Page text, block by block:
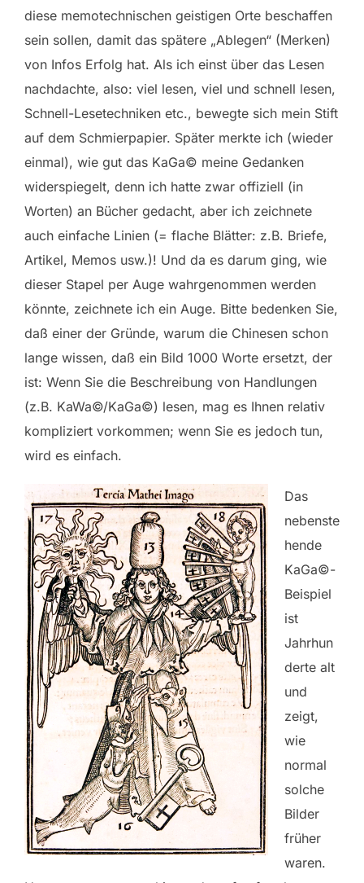
diese memotechnischen geistigen Orte beschaffen
sein sollen, damit das spätere „Ablegen“ (Merken)
von Infos Erfolg hat. Als ich einst über das Lesen
nachdachte, also: viel lesen, viel und schnell lesen,
Schnell-Lesetechniken etc., bewegte sich mein Stift
auf dem Schmierpapier. Später merkte ich (wieder
einmal), wie gut das KaGa© meine Gedanken
widerspiegelt, denn ich hatte zwar offiziell (in
Worten) an Bücher gedacht, aber ich zeichnete
auch einfache Linien (= flache Blätter: z.B. Briefe,
Artikel, Memos usw.)! Und da es darum ging, wie
dieser Stapel per Auge wahrgenommen werden
könnte, zeichnete ich ein Auge. Bitte bedenken Sie,
daß einer der Gründe, warum die Chinesen schon
lange wissen, daß ein Bild 1000 Worte ersetzt, der
ist: Wenn Sie die Beschreibung von Handlungen
(z.B. KaWa©/KaGa©) lesen, mag es Ihnen relativ
kompliziert vorkommen; wenn Sie es jedoch tun,
wird es einfach.
Das
nebenste
hende
KaGa©-
Beispiel
ist
Jahrhun
derte alt
und
zeigt,
wie
normal
solche
Bilder
früher
waren.